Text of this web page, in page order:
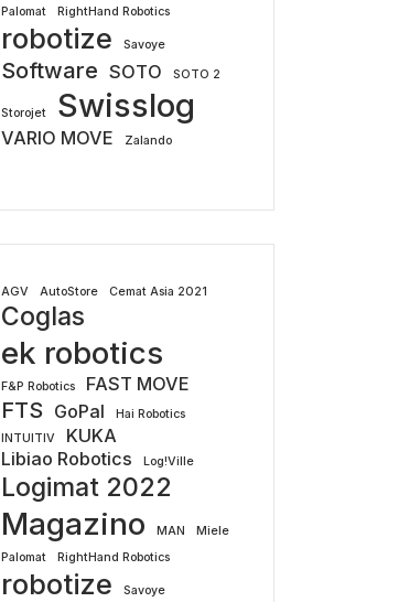
Palomat
RightHand Robotics
robotize Savoye
Software SOTO SOTO 2
Storojet Swisslog
VARIO MOVE Zalando
AGV AutoStore Cemat Asia 2021
Coglas
ek robotics
F&P Robotics FAST MOVE
FTS GoPal
Hai Robotics
INTUITIV
KUKA
Libiao Robotics
Log!Ville
Logimat 2022
Magazino MAN
Miele
Palomat
RightHand Robotics
robotize Savoye